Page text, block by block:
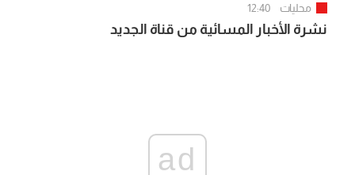
محليات 12:40
نشرة الأخبار المسائية من قناة الجديد
ad